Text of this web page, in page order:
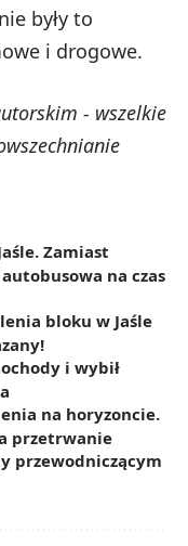
były to
i drogowe.
- wszelkie
Zamiast
na czas
bloku w Jaśle
i wybił
na horyzoncie.
przetrwanie
przewodniczącym